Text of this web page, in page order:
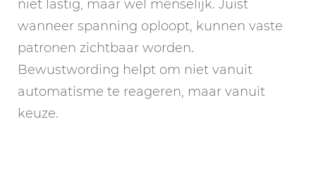
niet lastig, maar wel menselijk. Juist
wanneer spanning oploopt, kunnen vaste
patronen zichtbaar worden.
Bewustwording helpt om niet vanuit
automatisme te reageren, maar vanuit
keuze.